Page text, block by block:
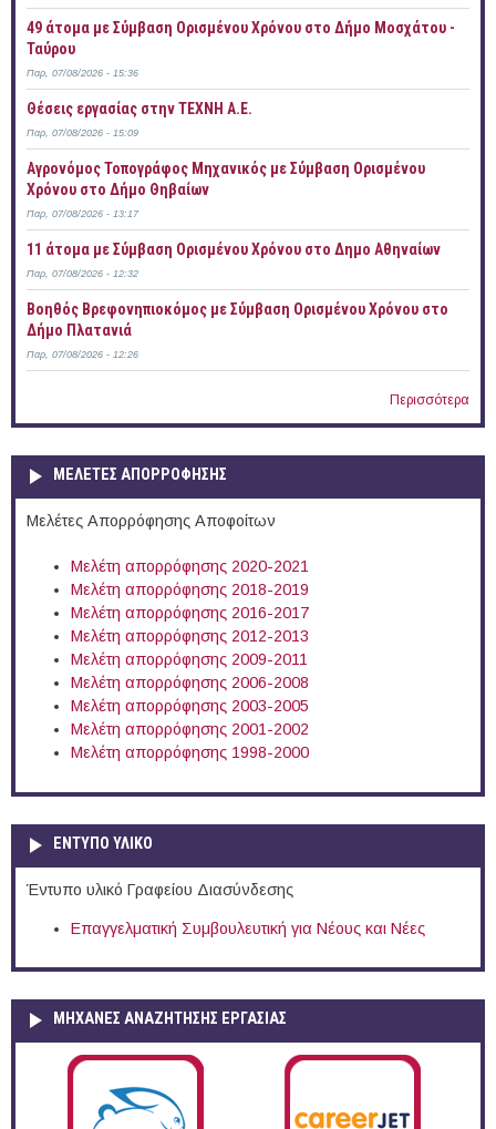
49 άτομα με Σύμβαση Ορισμένου Χρόνου στο Δήμο Μοσχάτου -
Ταύρου
Παρ, 07/08/2026 - 15:36
Θέσεις εργασίας στην ΤΕΧΝΗ Α.Ε.
Παρ, 07/08/2026 - 15:09
Αγρονόμος Τοπογράφος Μηχανικός με Σύμβαση Ορισμένου
Χρόνου στο Δήμο Θηβαίων
Παρ, 07/08/2026 - 13:17
11 άτομα με Σύμβαση Ορισμένου Χρόνου στο Δημο Αθηναίων
Παρ, 07/08/2026 - 12:32
Βοηθός Βρεφονηπιοκόμος με Σύμβαση Ορισμένου Χρόνου στο
Δήμο Πλατανιά
Παρ, 07/08/2026 - 12:26
Περισσότερα
ΜΕΛΕΤΕΣ ΑΠΟΡΡΟΦΗΣΗΣ
Μελέτες Απορρόφησης Αποφοίτων
Μελέτη απορρόφησης 2020-2021
Μελέτη απορρόφησης 2018-2019
Μελέτη απορρόφησης 2016-2017
Μελέτη απορρόφησης 2012-2013
Μελέτη απορρόφησης 2009-2011
Μελέτη απορρόφησης 2006-2008
Μελέτη απορρόφησης 2003-2005
Μελέτη απορρόφησης 2001-2002
Μελέτη απορρόφησης 1998-2000
ΕΝΤΥΠΟ ΥΛΙΚΟ
Έντυπο υλικό Γραφείου Διασύνδεσης
Επαγγελματική Συμβουλευτική για Νέους και Νέες
ΜΗΧΑΝΕΣ ΑΝΑΖΗΤΗΣΗΣ ΕΡΓΑΣΙΑΣ